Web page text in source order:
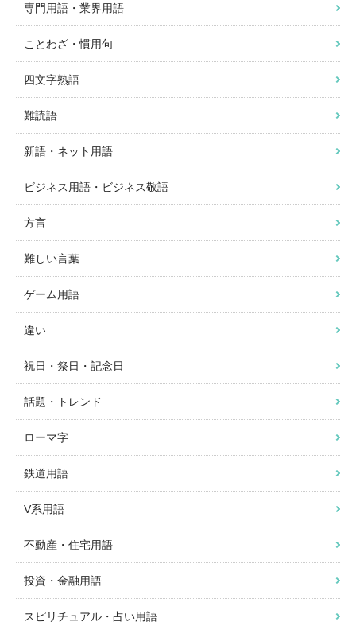
専門用語・業界用語
ことわざ・慣用句
四文字熟語
難読語
新語・ネット用語
ビジネス用語・ビジネス敬語
方言
難しい言葉
ゲーム用語
違い
祝日・祭日・記念日
話題・トレンド
ローマ字
鉄道用語
V系用語
不動産・住宅用語
投資・金融用語
スピリチュアル・占い用語